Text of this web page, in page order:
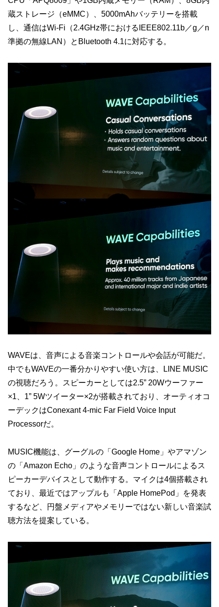
蔵ストレージ（eMMC）、5000mAhバッテリーを搭載
し、通信はWi-Fi（2.4GHz帯におけるIEEE802.11b／g／n
準拠の無線LAN）とBluetooth 4.1に対応する。
WAVEは、音声による音楽コントロールや会話が可能だ。
中でもWAVEの一番分かりやすい使い方は、LINE MUSIC
の視聴だろう。スピーカーとしては2.5” 20Wウーファー
×1、1” 5Wツイーター×2が搭載されており、オーティオコ
ーデックはConexant 4-mic Far Field Voice Input
Processorだ。
MUSIC機能は、グーグルの「Google Home」やアマゾン
の「Amazon Echo」のような音声コントロールによるス
ピーカーデバイスとして動作する。マイクは4個搭載され
ており、最近ではアップルも「Apple HomePod」を発表
するなど、円盤メディアやメモリーではない新しい音楽試
聴方法を提案している。